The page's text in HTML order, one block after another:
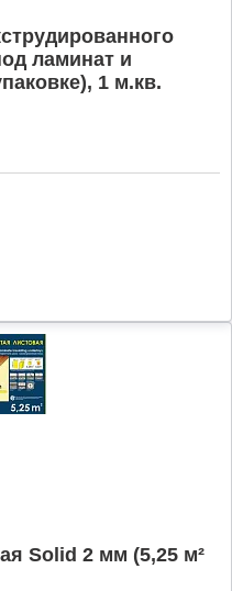
ламинат и
1 м.кв.
Solid 2 мм (5,25 м²